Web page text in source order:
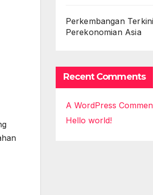
Perkembangan Terkini
Perekonomian Asia
Recent Comments
A WordPress
Hello world!